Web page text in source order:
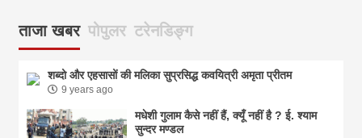
ताजा खबर पोपुलर टरेनडिङ्ग
शब्दो और एहसासों की मलिका सुप्रसिद्ध कवयित्री अमृता प्रीतम
9 years ago
मधेशी गुलाम कैसे नहीं हैं, क्यूँ नहीं है ? ई. श्याम
सुन्दर मण्डल